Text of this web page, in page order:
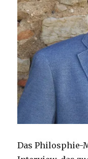
Das Philosphie-